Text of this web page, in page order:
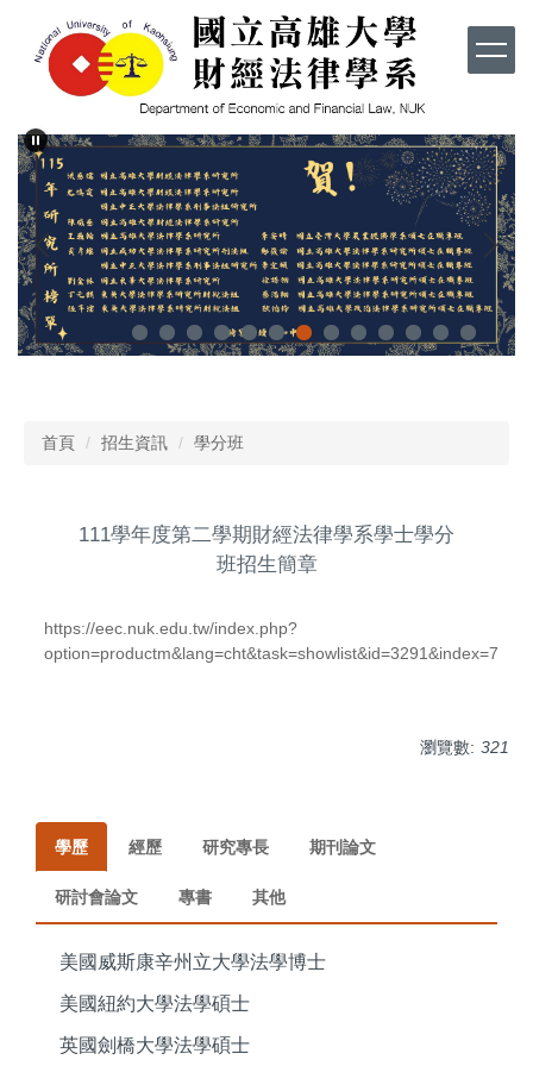
容
區
首頁 招生資訊 學分班
111學年度第二學期財經法律學系學士學分
班招生簡章
https://eec.nuk.edu.tw/index.php?
option=productm&lang=cht&task=showlist&id=3291&index=7
瀏覽數: 321
學歷 經歷 研究專長 期刊論文
研討會論文 專書 其他
美國威斯康辛州立大學法學博士
美國紐約大學法學碩士
英國劍橋大學法學碩士